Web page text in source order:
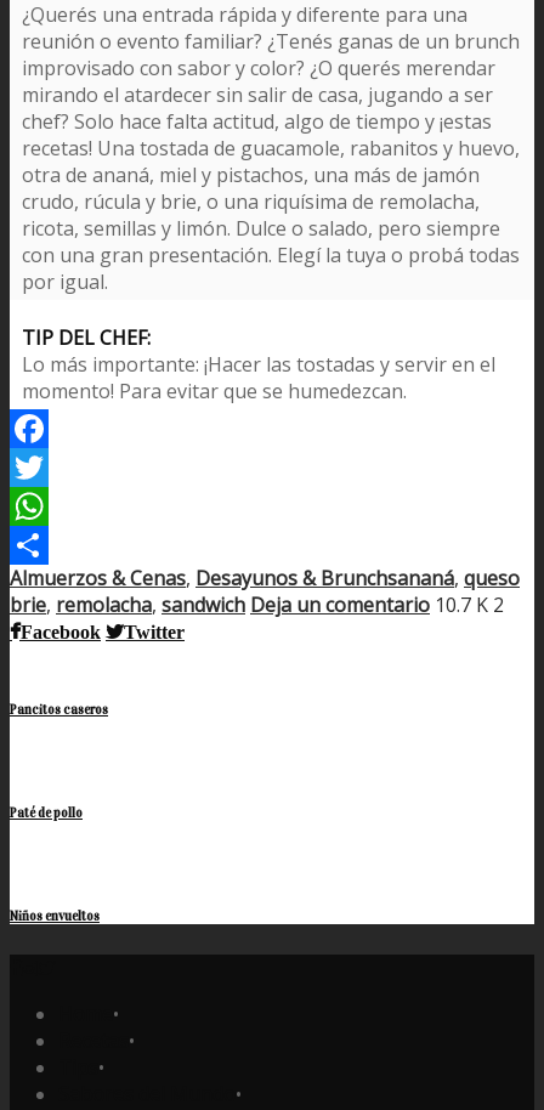
¿Querés una entrada rápida y diferente para una
reunión o evento familiar? ¿Tenés ganas de un brunch
improvisado con sabor y color? ¿O querés merendar
mirando el atardecer sin salir de casa, jugando a ser
chef? Solo hace falta actitud, algo de tiempo y ¡estas
recetas! Una tostada de guacamole, rabanitos y huevo,
otra de ananá, miel y pistachos, una más de jamón
crudo, rúcula y brie, o una riquísima de remolacha,
ricota, semillas y limón. Dulce o salado, pero siempre
con una gran presentación. Elegí la tuya o probá todas
por igual.
TIP DEL CHEF:
Lo más importante: ¡Hacer las tostadas y servir en el
momento! Para evitar que se humedezcan.
Facebook
Twitter
WhatsApp
Compartir
Almuerzos & Cenas, Desayunos & Brunchsananá, queso
brie, remolacha, sandwich Deja un comentario 10.7 K 2
Facebook Twitter
Pancitos caseros
Paté de pollo
Niños envueltos
•
•
•
•